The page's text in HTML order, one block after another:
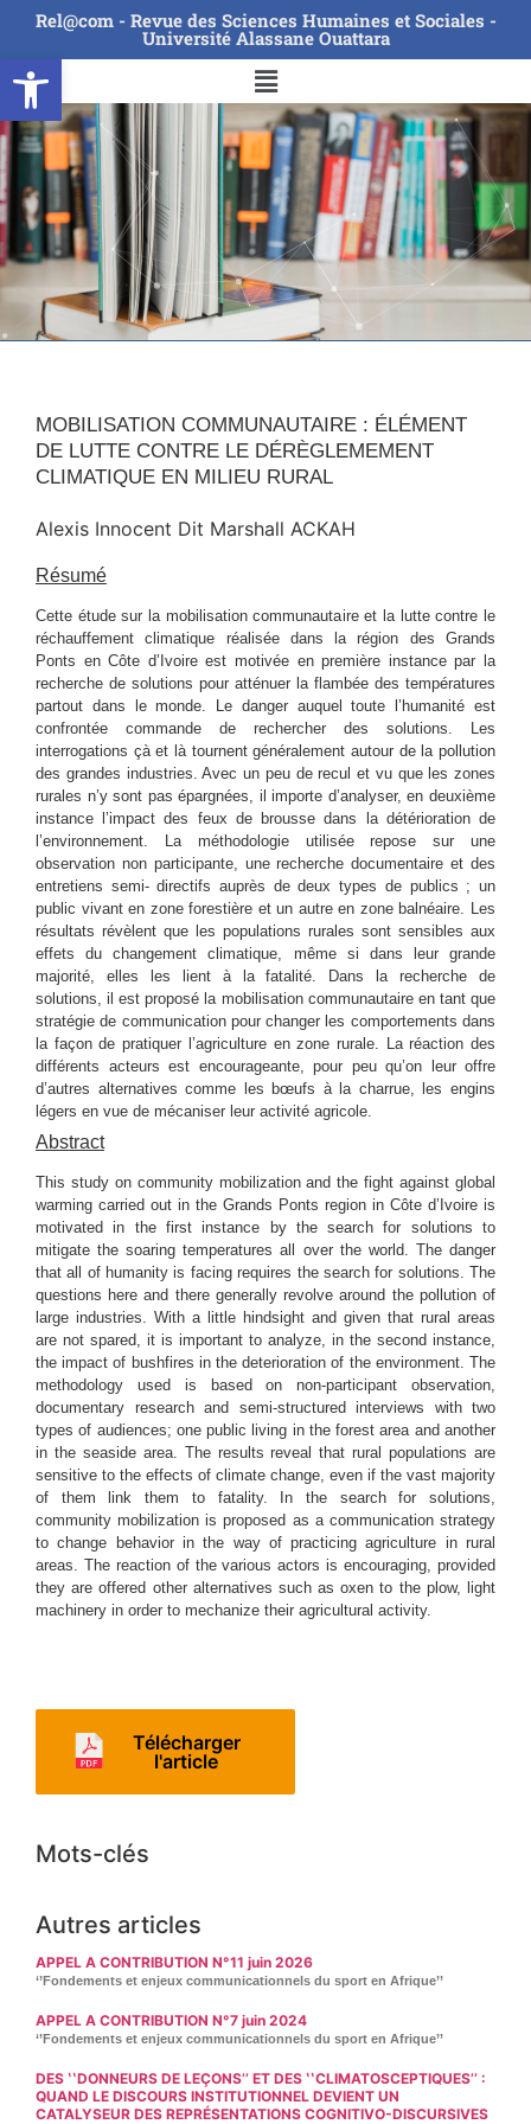
Ouvrir la barre d’outils
Rel@com - Revue des Sciences Humaines et Sociales -
Université Alassane Ouattara
MOBILISATION COMMUNAUTAIRE : ÉLÉMENT
DE LUTTE CONTRE LE DÉRÈGLEMEMENT
CLIMATIQUE EN MILIEU RURAL
Alexis Innocent Dit Marshall ACKAH
Résumé
Cette étude sur la mobilisation communautaire et la lutte contre le
réchauffement climatique réalisée dans la région des Grands
Ponts en Côte d’Ivoire est motivée en première instance par la
recherche de solutions pour atténuer la flambée des températures
partout dans le monde. Le danger auquel toute l’humanité est
confrontée commande de rechercher des solutions. Les
interrogations çà et là tournent généralement autour de la pollution
des grandes industries. Avec un peu de recul et vu que les zones
rurales n’y sont pas épargnées, il importe d’analyser, en deuxième
instance l’impact des feux de brousse dans la détérioration de
l’environnement. La méthodologie utilisée repose sur une
observation non participante, une recherche documentaire et des
entretiens semi- directifs auprès de deux types de publics ; un
public vivant en zone forestière et un autre en zone balnéaire. Les
résultats révèlent que les populations rurales sont sensibles aux
effets du changement climatique, même si dans leur grande
majorité, elles les lient à la fatalité. Dans la recherche de
solutions, il est proposé la mobilisation communautaire en tant que
stratégie de communication pour changer les comportements dans
la façon de pratiquer l’agriculture en zone rurale. La réaction des
différents acteurs est encourageante, pour peu qu’on leur offre
d’autres alternatives comme les bœufs à la charrue, les engins
légers en vue de mécaniser leur activité agricole.
Abstract
This study on community mobilization and the fight against global
warming carried out in the Grands Ponts region in Côte d’Ivoire is
motivated in the first instance by the search for solutions to
mitigate the soaring temperatures all over the world. The danger
that all of humanity is facing requires the search for solutions. The
questions here and there generally revolve around the pollution of
large industries. With a little hindsight and given that rural areas
are not spared, it is important to analyze, in the second instance,
the impact of bushfires in the deterioration of the environment. The
methodology used is based on non-participant observation,
documentary research and semi-structured interviews with two
types of audiences; one public living in the forest area and another
in the seaside area. The results reveal that rural populations are
sensitive to the effects of climate change, even if the vast majority
of them link them to fatality. In the search for solutions,
community mobilization is proposed as a communication strategy
to change behavior in the way of practicing agriculture in rural
areas. The reaction of the various actors is encouraging, provided
they are offered other alternatives such as oxen to the plow, light
machinery in order to mechanize their agricultural activity.
Télécharger
l'article
Mots-clés
Autres articles
APPEL A CONTRIBUTION N°11 juin 2026
‘’Fondements et enjeux communicationnels du sport en Afrique’’
APPEL A CONTRIBUTION N°7 juin 2024
‘’Fondements et enjeux communicationnels du sport en Afrique’’
DES ʽʽDONNEURS DE LEÇONS’’ ET DES ʽʽCLIMATOSCEPTIQUES’’ :
QUAND LE DISCOURS INSTITUTIONNEL DEVIENT UN
CATALYSEUR DES REPRÉSENTATIONS COGNITIVO-DISCURSIVES